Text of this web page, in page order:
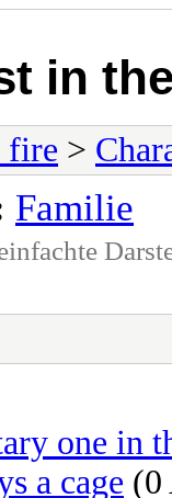
in
fire >
Familie
one in
a cage (0